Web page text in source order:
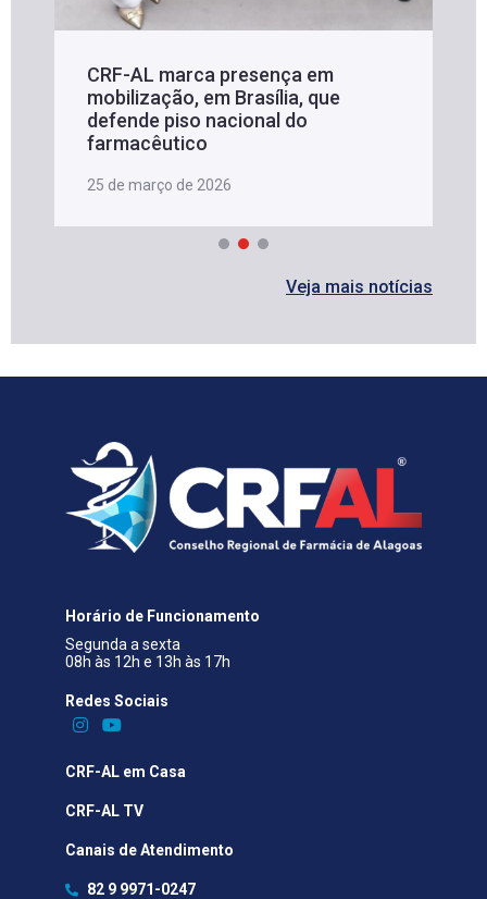
CRF-AL marca presença em
mobilização, em Brasília, que
defende piso nacional do
farmacêutico
25 de março de 2026
Veja mais notícias
Horário de Funcionamento
Segunda a sexta
08h às 12h e 13h às 17h
Redes Sociais​
CRF-AL em Casa
CRF-AL TV
Canais de Atendimento
82 9 9971-0247